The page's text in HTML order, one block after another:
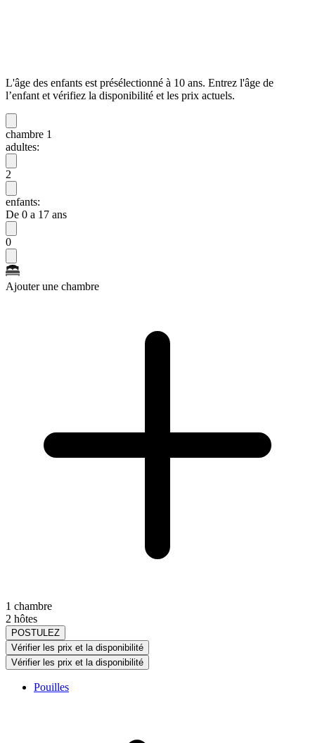
L'âge des enfants est présélectionné à 10 ans. Entrez l'âge de
l’enfant et vérifiez la disponibilité et les prix actuels.
chambre 1
adultes:
2
enfants:
De 0 a 17 ans
0
Ajouter une chambre
1 chambre
2 hôtes
POSTULEZ
Vérifier les prix et la disponibilité
Vérifier les prix et la disponibilité
Pouilles